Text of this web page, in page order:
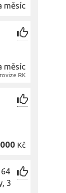
měsíc
měsíc
RK
Kč
3